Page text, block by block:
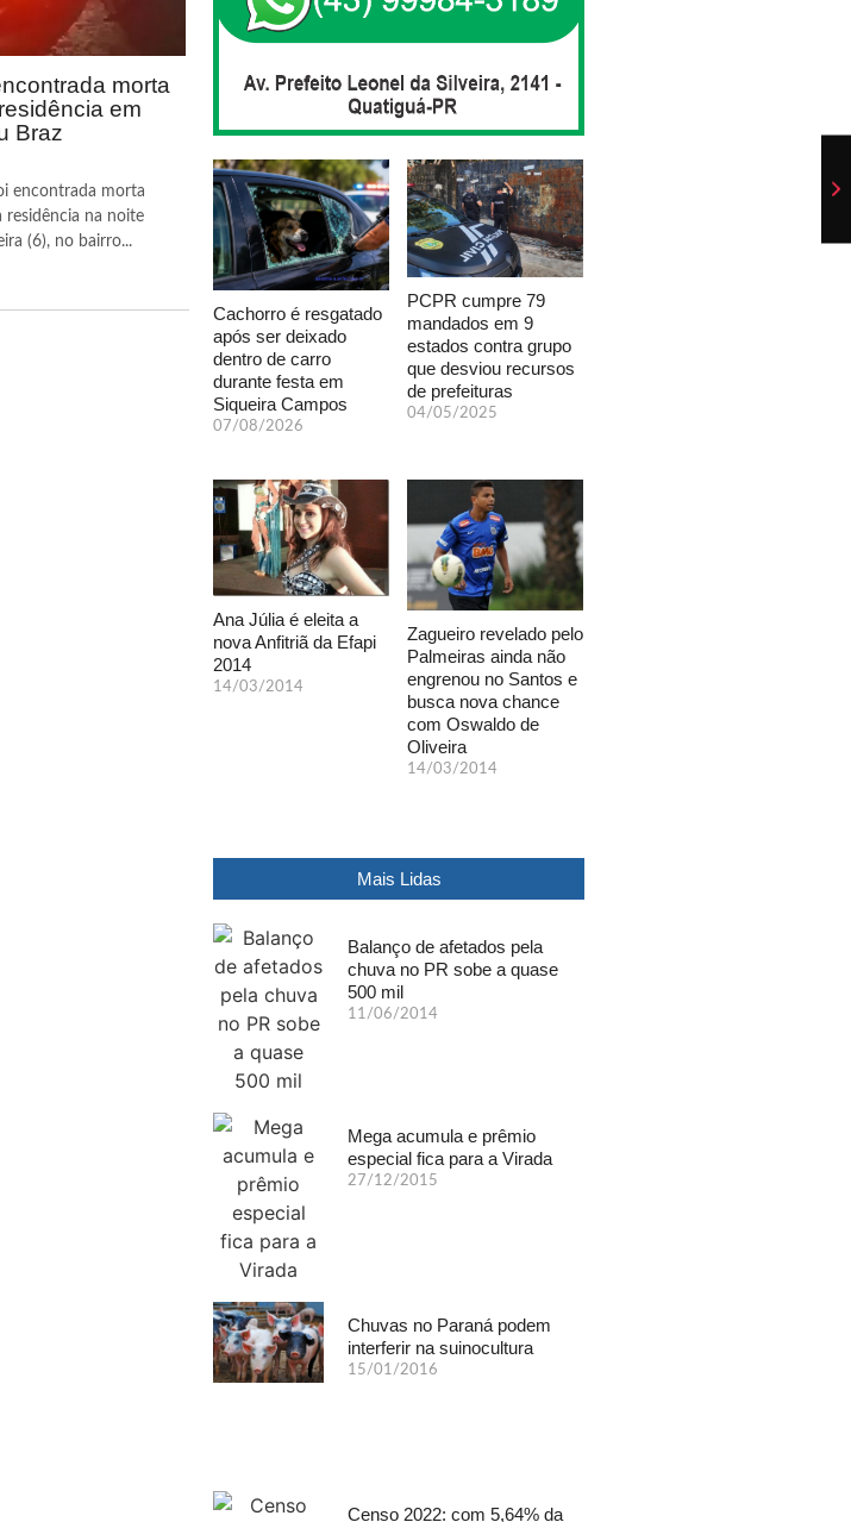
morta
em
Braz
encontrada morta
residência na noite
(6), no bairro...
Cachorro é resgatado
após ser deixado
dentro de carro
durante festa em
Siqueira Campos
07/08/2026
PCPR cumpre 79
mandados em 9
estados contra grupo
que desviou recursos
de prefeituras
04/05/2025
Ana Júlia é eleita a
nova Anfitriã da Efapi
2014
14/03/2014
Zagueiro revelado pelo
Palmeiras ainda não
engrenou no Santos e
busca nova chance
com Oswaldo de
Oliveira
14/03/2014
Mais Lidas
Balanço de afetados pela
chuva no PR sobe a quase
500 mil
11/06/2014
Mega acumula e prêmio
especial fica para a Virada
27/12/2015
Chuvas no Paraná podem
interferir na suinocultura
15/01/2016
Censo 2022: com 5,64% da